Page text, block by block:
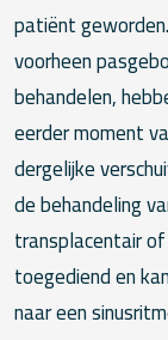
patiënt
voorheen
behandelen,
eerder moment
dergelijke
de behandeling
transplacentair
toegediend en
naar een